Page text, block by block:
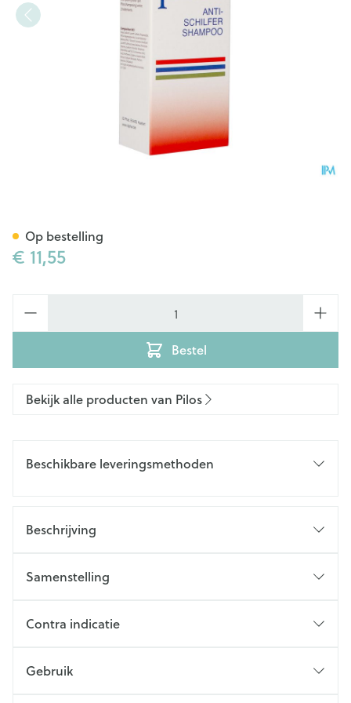
€ 11,55
Bestel
Op bestelling
Bekijk alle producten van Pilos
Beschikbare leveringsmethoden
Beschrijving
Samenstelling
Contra indicatie
Gebruik